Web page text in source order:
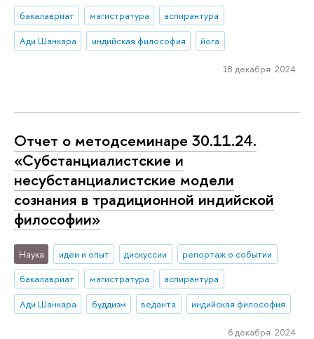
бакалавриат
магистратура
аспирантура
Ади Шанкара
индийская философия йога
18 декабря 2024
Отчет о методсеминаре 30.11.24.
«Субстанциалистские и
несубстанциалистские модели
сознания в традиционной индийской
философии»
Наука идеи и опыт дискуссии
репортаж о событии
бакалавриат
магистратура
аспирантура
Ади Шанкара
буддизм веданта индийская философия
6 декабря 2024